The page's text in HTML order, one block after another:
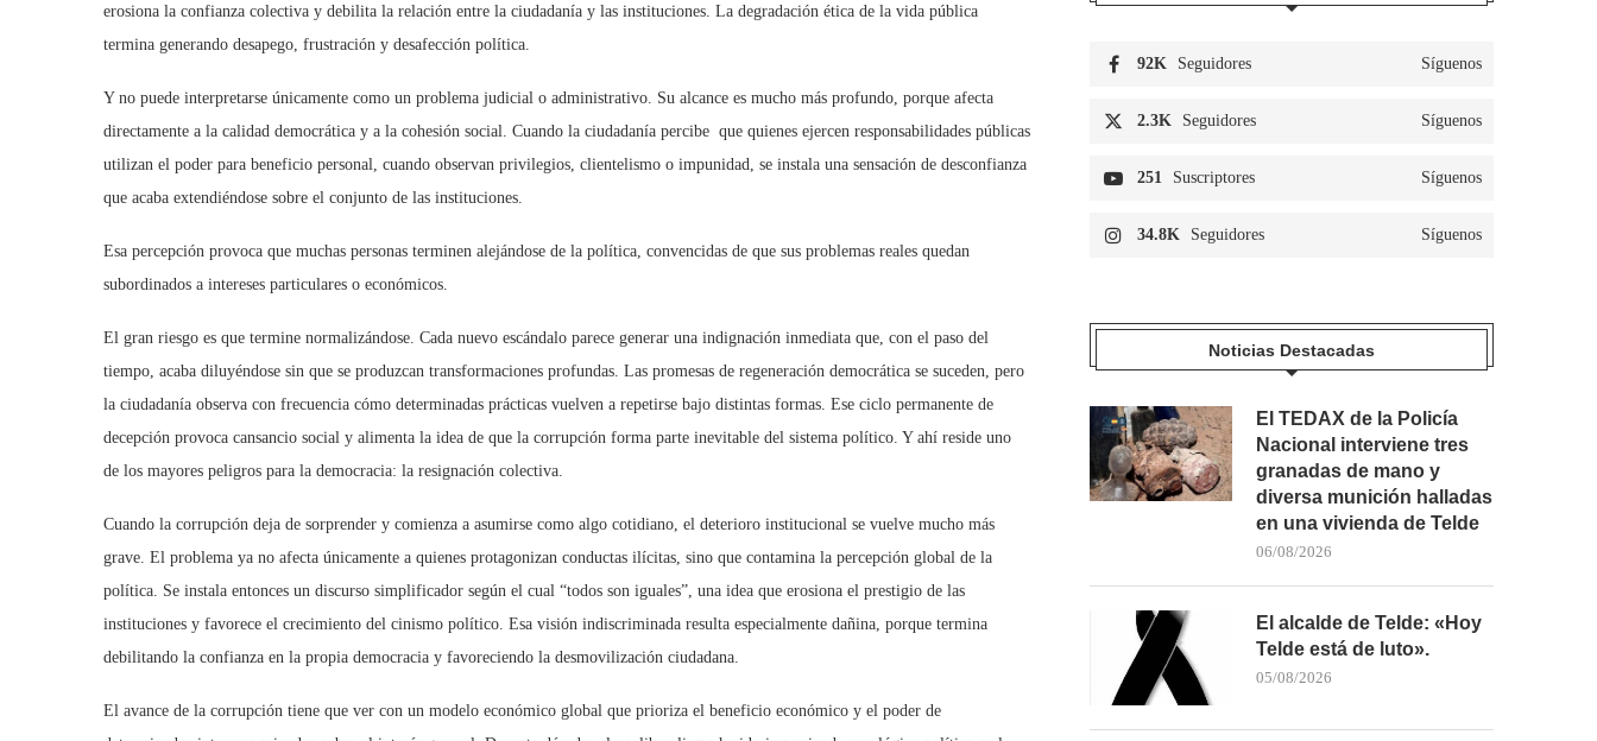
erosiona la confianza colectiva y debilita la relación entre la ciudadanía y las instituciones. La degradación ética de la vida pública
termina generando desapego, frustración y desafección política.
Y no puede interpretarse únicamente como un problema judicial o administrativo. Su alcance es mucho más profundo, porque afecta
directamente a la calidad democrática y a la cohesión social. Cuando la ciudadanía percibe que quienes ejercen responsabilidades públicas
utilizan el poder para beneficio personal, cuando observan privilegios, clientelismo o impunidad, se instala una sensación de desconfianza
que acaba extendiéndose sobre el conjunto de las instituciones.
Esa percepción provoca que muchas personas terminen alejándose de la política, convencidas de que sus problemas reales quedan
subordinados a intereses particulares o económicos.
El gran riesgo es que termine normalizándose. Cada nuevo escándalo parece generar una indignación inmediata que, con el paso del
tiempo, acaba diluyéndose sin que se produzcan transformaciones profundas. Las promesas de regeneración democrática se suceden, pero
la ciudadanía observa con frecuencia cómo determinadas prácticas vuelven a repetirse bajo distintas formas. Ese ciclo permanente de
decepción provoca cansancio social y alimenta la idea de que la corrupción forma parte inevitable del sistema político. Y ahí reside uno
de los mayores peligros para la democracia: la resignación colectiva.
Cuando la corrupción deja de sorprender y comienza a asumirse como algo cotidiano, el deterioro institucional se vuelve mucho más
grave. El problema ya no afecta únicamente a quienes protagonizan conductas ilícitas, sino que contamina la percepción global de la
política. Se instala entonces un discurso simplificador según el cual “todos son iguales”, una idea que erosiona el prestigio de las
instituciones y favorece el crecimiento del cinismo político. Esa visión indiscriminada resulta especialmente dañina, porque termina
debilitando la confianza en la propia democracia y favoreciendo la desmovilización ciudadana.
El avance de la corrupción tiene que ver con un modelo económico global que prioriza el beneficio económico y el poder de
92K Seguidores Síguenos
2.3K Seguidores Síguenos
251 Suscriptores Síguenos
34.8K Seguidores Síguenos
Noticias Destacadas
El TEDAX de la Policía
Nacional interviene tres
granadas de mano y
diversa munición halladas
en una vivienda de Telde
06/08/2026
El alcalde de Telde: «Hoy
Telde está de luto».
05/08/2026